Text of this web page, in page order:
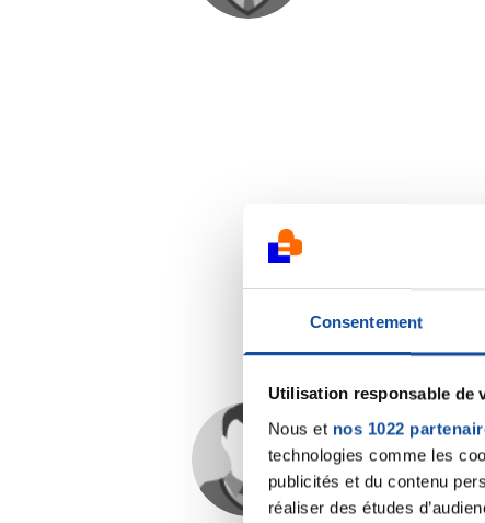
Consentement
Utilisation responsable de
Nous et nos 1022
technologies comme les
publicités et du contenu
réaliser des études
Dr A.Marceau
18/02/2019 - 10:38